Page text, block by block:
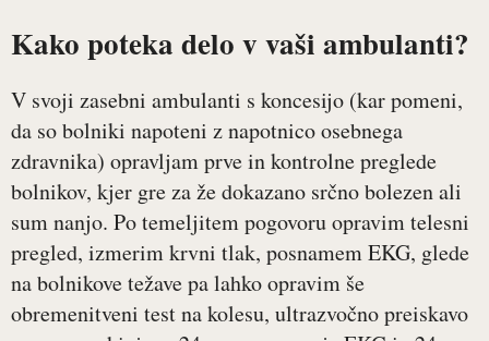
Kako poteka delo v vaši ambulanti?
V svoji zasebni ambulanti s koncesijo (kar pomeni,
da so bolniki napoteni z napotnico osebnega
zdravnika) opravljam prve in kontrolne preglede
bolnikov, kjer gre za že dokazano srčno bolezen ali
sum nanjo. Po temeljitem pogovoru opravim telesni
pregled, izmerim krvni tlak, posnamem EKG, glede
na bolnikove težave pa lahko opravim še
obremenitveni test na kolesu, ultrazvočno preiskavo